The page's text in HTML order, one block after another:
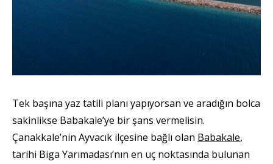
Tek başına yaz tatili planı yapıyorsan ve aradığın bolca
sakinlikse Babakale’ye bir şans vermelisin.
Çanakkale’nin Ayvacık ilçesine bağlı olan Babakale,
tarihi Biga Yarımadası’nın en uç noktasında bulunan